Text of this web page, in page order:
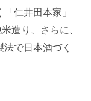
仁井田本家」
造り、さらに、
で日本酒づく